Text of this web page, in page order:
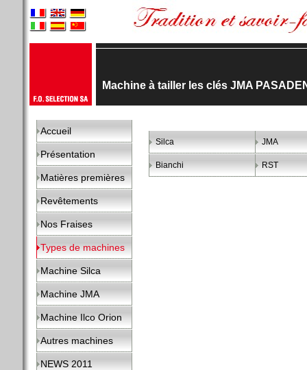
Machine à tailler les clés JMA
Accueil
Présentation
Matières premières
Revêtements
Nos Fraises
Types de machines
Machine Silca
Machine JMA
Machine Ilco Orion
Autres machines
NEWS 2011
Silca JMA
Bianchi RST